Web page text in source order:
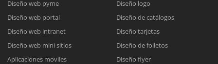
Diseño web pyme
Diseño web portal
Diseño web intranet
Diseño web mini sitios
Aplicaciones moviles
Diseño logo
Diseño de catálogos
Diseño tarjetas
Diseño de folletos
Diseño flyer